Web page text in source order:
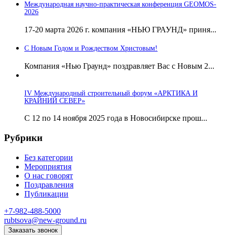
Международная научно-практическая конференция GEOMOS-
2026
17-20 марта 2026 г. компания «НЬЮ ГРАУНД» приня...
С Новым Годом и Рождеством Христовым!
Компания «Нью Граунд» поздравляет Вас с Новым 2...
IV Международный строительный форум «АРКТИКА И
КРАЙНИЙ СЕВЕР»
С 12 по 14 ноября 2025 года в Новосибирске прош...
Рубрики
Без категории
Мероприятия
О нас говорят
Поздравления
Публикации
+7-982-488-5000
rubtsova@new-ground.ru
Заказать звонок